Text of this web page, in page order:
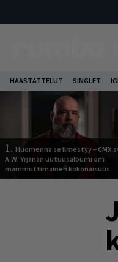
HAASTATTELUT SINGLET
1. Huomenna se ilmestyy –
A.W. Yrjänän uutuusalbumi om
mammuttimainen kokonaisuus